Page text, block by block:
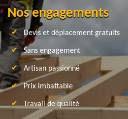
Nos engagements
Devis et déplacement gratuits
Sans engagement
Artisan passionné
Prix imbattable
Travail de qualité